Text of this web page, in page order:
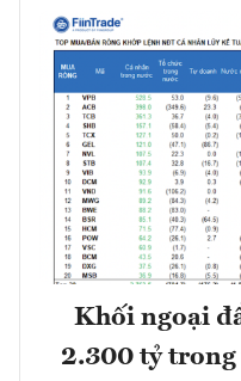
Khối ngoại
2.300 tỷ trong